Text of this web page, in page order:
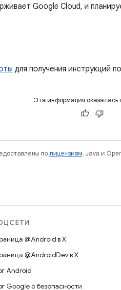
Google Cloud, и
для получения инструкций
Эта информация оказалась
полицензиям. Java и
@Android в X
@AndroidDev в X
Android
Google о безопасности